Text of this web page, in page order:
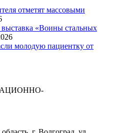
отметят массовыми
выставка «Воины стальных
молодую пациентку от